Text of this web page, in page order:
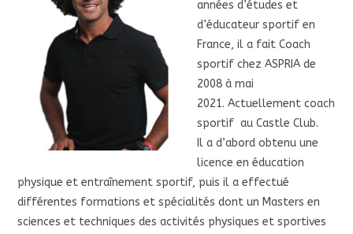
années d’études et
d’éducateur sportif en
France, il a fait Coach
sportif chez ASPRIA de
2008 à mai
2021. Actuellement coach
sportif au Castle Club.
Il a d’abord obtenu une
licence en éducation
physique et entraînement sportif, puis il a effectué
différentes formations et spécialités dont un Masters en
sciences et techniques des activités physiques et sportives